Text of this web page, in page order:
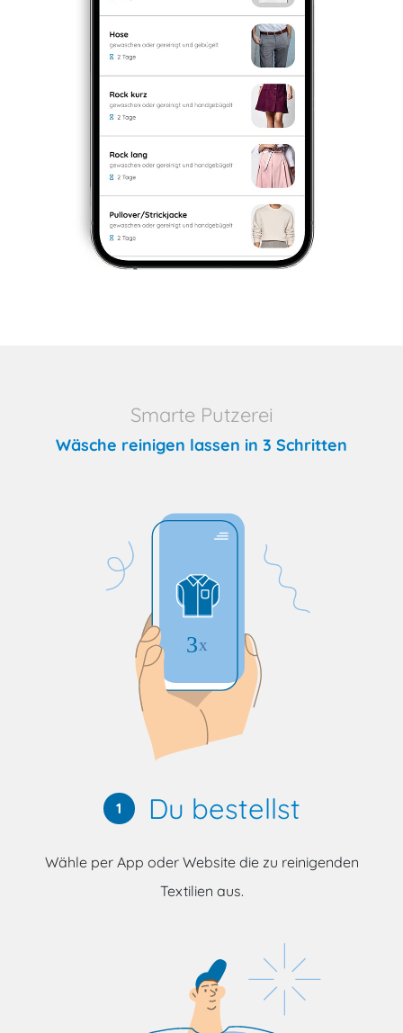
Smarte Putzerei
Wäsche reinigen lassen in 3 Schritten
1 Du bestellst
Wähle per App oder Website die zu reinigenden
Textilien aus.